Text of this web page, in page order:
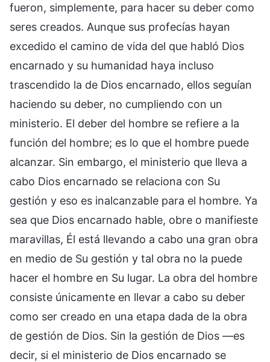
fueron, simplemente, para hacer su deber como
seres creados. Aunque sus profecías hayan
excedido el camino de vida del que habló Dios
encarnado y su humanidad haya incluso
trascendido la de Dios encarnado, ellos seguían
haciendo su deber, no cumpliendo con un
ministerio. El deber del hombre se refiere a la
función del hombre; es lo que el hombre puede
alcanzar. Sin embargo, el ministerio que lleva a
cabo Dios encarnado se relaciona con Su
gestión y eso es inalcanzable para el hombre. Ya
sea que Dios encarnado hable, obre o manifieste
maravillas, Él está llevando a cabo una gran obra
en medio de Su gestión y tal obra no la puede
hacer el hombre en Su lugar. La obra del hombre
consiste únicamente en llevar a cabo su deber
como ser creado en una etapa dada de la obra
de gestión de Dios. Sin la gestión de Dios —es
decir, si el ministerio de Dios encarnado se